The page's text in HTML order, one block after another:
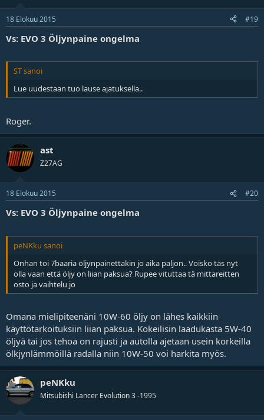
18 Elokuu 2015 #19
Vs: EVO 3 Öljynpaine ongelma
ST sanoi
Lue uudestaan tuo lause ajatuksella..
Roger.
ast
Z27AG
18 Elokuu 2015 #20
Vs: EVO 3 Öljynpaine ongelma
peNKku sanoi
Onhan toi 7baaria öljynpainettakin jo aika paljon.. Voisko täs nyt
olla vaan että öljy on liian paksua? Rupee vituttaa tä mittareitten
osto ja vaihtelu jo
Omana mielipiteenäni 10W-60 öljy on lähes kaikkiin
käyttötarkoituksiin liian paksua. Kokeilisin laadukasta 5W-40
öljyä tai jos tehoa on rajusti ja autolla ajetaan usein korkeilla
ölkjynlämmöillä radalla niin 10W-50 voi harkita myös.
peNKku
Mitsubishi Lancer Evolution 3 -1995